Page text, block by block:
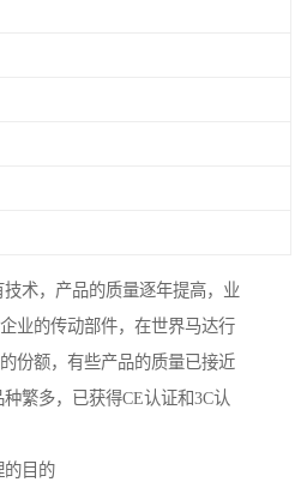
术，产品的质量逐年提高，业
业的传动部件，在世界马达行
份额，有些产品的质量已接近
繁多，已获得CE认证和3C认
的目的